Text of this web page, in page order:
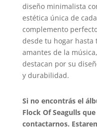
diseño minimalista
estética única de
complemento
desde tu hogar hasta
amantes de la
destacan por su
y durabilidad.
Si no encontrás el
Flock Of Seagulls
contactarnos.